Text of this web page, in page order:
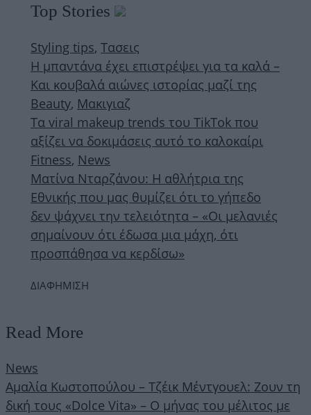
Top Stories
Styling tips, Τασεις
Η μπαντάνα έχει επιστρέψει για τα καλά –
Και κουβαλά αιώνες ιστορίας μαζί της
Beauty, Μακιγιαζ
Τα viral makeup trends του TikTok που
αξίζει να δοκιμάσεις αυτό το καλοκαίρι
Fitness, News
Ματίνα Νταρζάνου: Η αθλήτρια της
Εθνικής που μας θυμίζει ότι το γήπεδο
δεν ψάχνει την τελειότητα – «Οι μελανιές
σημαίνουν ότι έδωσα μια μάχη, ότι
προσπάθησα να κερδίσω»
ΔΙΑΦΗΜΙΣΗ
Read More
News
Αμαλία Κωστοπούλου – Τζέικ Μέντγουελ: Ζουν τη
δική τους «Dolce Vita» – Ο μήνας του μέλιτος με